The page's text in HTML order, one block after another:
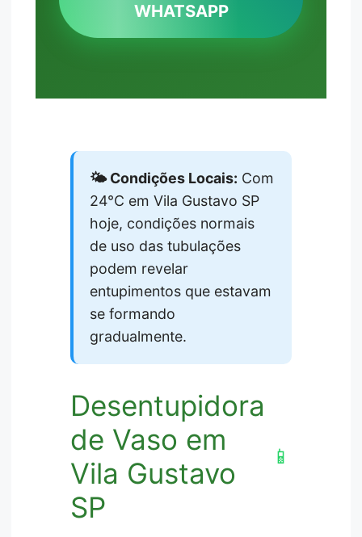
WHATSAPP
🌤️ Condições Locais: Com
24°C em Vila Gustavo SP
hoje, condições normais
de uso das tubulações
podem revelar
entupimentos que estavam
se formando
gradualmente.
Desentupidora
de Vaso em
Vila Gustavo
SP
📱